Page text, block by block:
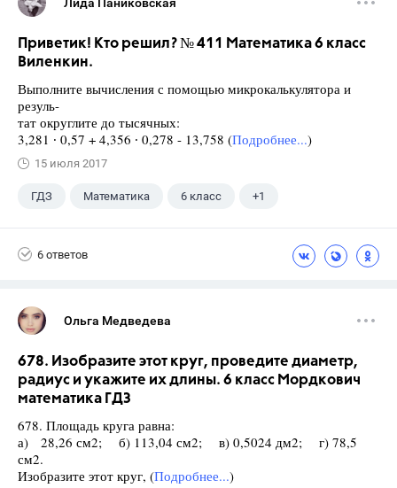
Лида Паниковская
Приветик! Кто решил? № 411 Математика 6 класс
Виленкин.
Выполните вычисления с помощью микрокалькулятора и
резуль-
тат округлите до тысячных:
3,281 ∙ 0,57 + 4,356 ∙ 0,278 - 13,758 (Подробнее...)
15 июля 2017
ГДЗ Математика 6 класс +1
6 ответов
Ольга Медведева
678. Изобразите этот круг, проведите диаметр,
радиус и укажите их длины. 6 класс Мордкович
математика ГДЗ
678. Площадь круга равна:
а) 28,26 см2; б) 113,04 см2; в) 0,5024 дм2; г) 78,5
см2.
Изобразите этот круг, (Подробнее...)